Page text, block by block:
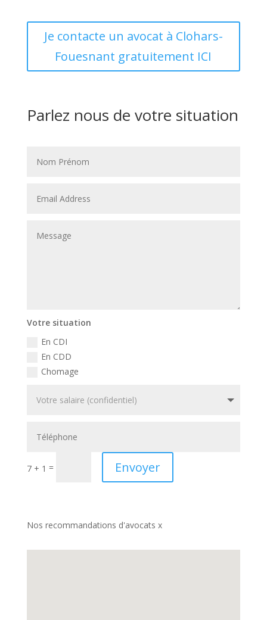
Je contacte un avocat à Clohars-
Fouesnant gratuitement ICI
Parlez nous de votre situation
Votre situation
En CDI
En CDD
Chomage
7 + 1 = Envoyer
Nos recommandations d'avocats x